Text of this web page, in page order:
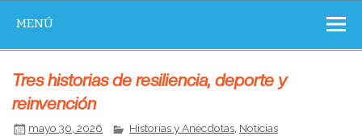
MENÚ
​Tres historias de resiliencia, deporte y
reinvención
mayo 30, 2026 Historias y Anécdotas, Noticias